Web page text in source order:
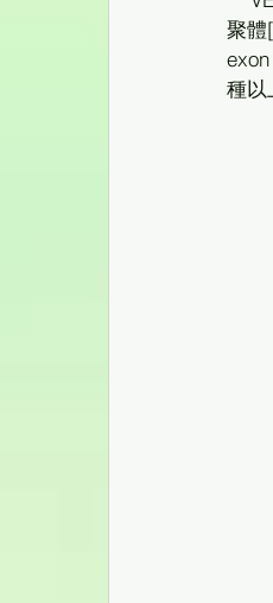
聚體
種以